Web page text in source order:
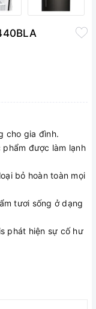
cho gia đình.
được làm lạnh
bỏ hoàn toàn mọi
tươi sống ở dạng
phát hiện sự cố hư